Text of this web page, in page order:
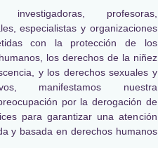
investigadoras, profesoras,
especialistas y organizaciones
con la protección de los
los derechos de la niñez
y los derechos sexuales y
manifestamos nuestra
por la derogación de
para garantizar una atención
y basada en derechos humanos